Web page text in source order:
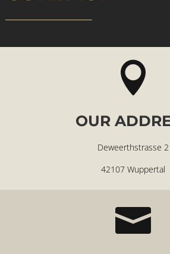

OUR
Deweerthstrasse 2
42107 Wuppertal
